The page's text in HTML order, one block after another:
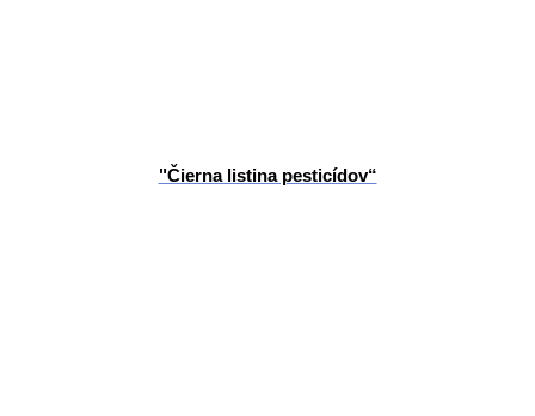
"Čierna listina pesticídov“